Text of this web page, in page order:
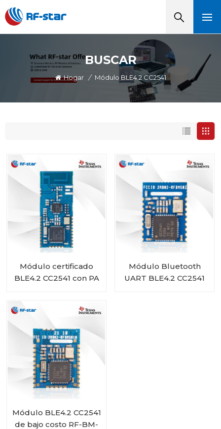
BUSCAR
Hogar / Módulo BLE4.2 CC2541
Módulo certificado
BLE4.2 CC2541 con PA
Módulo Bluetooth
UART BLE4.2 CC2541
Módulo BLE4.2 CC2541
de bajo costo RF-BM-